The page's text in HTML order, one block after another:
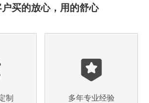
买的放心，用的舒心
制 多年专业经验